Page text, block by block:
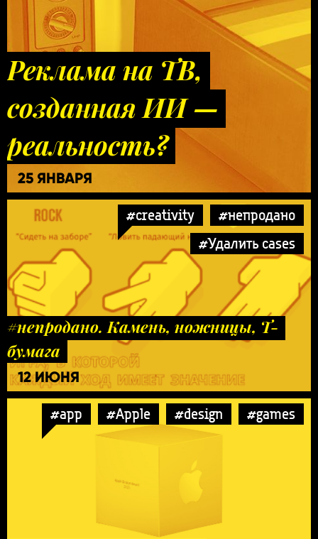
Реклама на ТВ,
созданная ИИ —
реальность?
25 ЯНВАРЯ
#creativity
#непродано
#Удалить cases
#непродано. Камень, ножницы, Т-
бумага
12 ИЮНЯ
#app #Apple #design #games